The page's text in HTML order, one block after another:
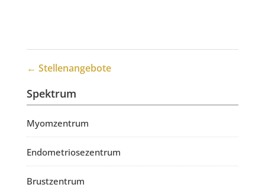
← Stellenangebote
Spektrum
Myomzentrum
Endometriosezentrum
Brustzentrum